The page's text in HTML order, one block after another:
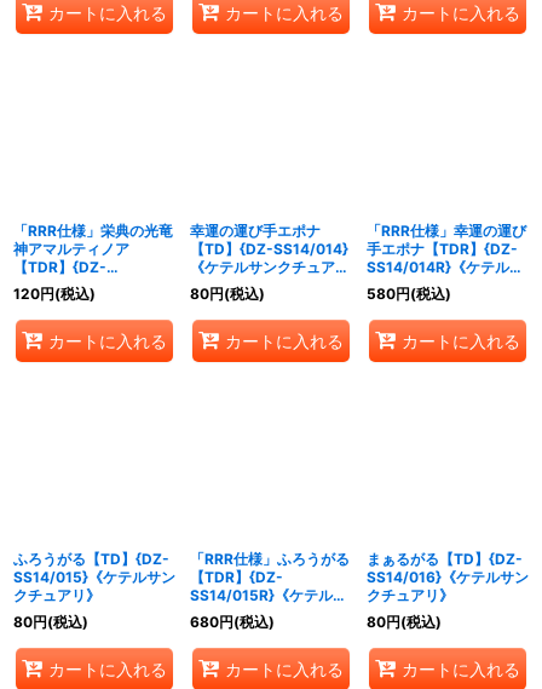
カートに入れる カートに入れる カートに入れる
「RRR仕様」栄典の光竜
神アマルティノア
【TDR】{DZ-
SS14/013R}《ケテルサ
ンクチュアリ》
120円(税込)
カートに入れる
幸運の運び手エポナ
【TD】{DZ-SS14/014}
《ケテルサンクチュア
リ》
80円(税込)
カートに入れる
「RRR仕様」幸運の運び
手エポナ【TDR】{DZ-
SS14/014R}《ケテルサ
ンクチュアリ》
580円(税込)
カートに入れる
ふろうがる【TD】{DZ-
SS14/015}《ケテルサン
クチュアリ》
80円(税込)
カートに入れる
「RRR仕様」ふろうがる
【TDR】{DZ-
SS14/015R}《ケテルサ
ンクチュアリ》
680円(税込)
カートに入れる
まぁるがる【TD】{DZ-
SS14/016}《ケテルサン
クチュアリ》
80円(税込)
カートに入れる